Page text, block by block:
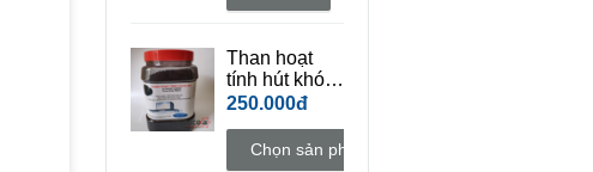
Than hoạt
tính hút khói
khử mùi bếp
250.000đ
Chọn sản phẩm